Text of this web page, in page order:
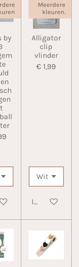
by
Meerdere
kleuren.
Alligator
clip
vlinder
€ 1,99
In